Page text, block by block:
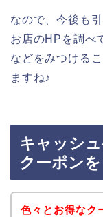
なので、今後も
お店のHPを調べ
などをみつける
ますね♪
キャッシ
クーポン
色々とお得なク